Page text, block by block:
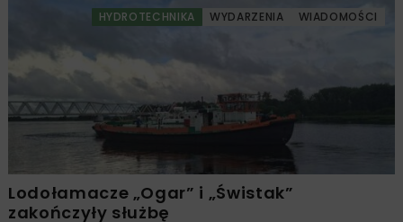
HYDROTECHNIKA WYDARZENIA WIADOMOŚCI
Lodołamacze „Ogar” i „Świstak”
zakończyły służbę